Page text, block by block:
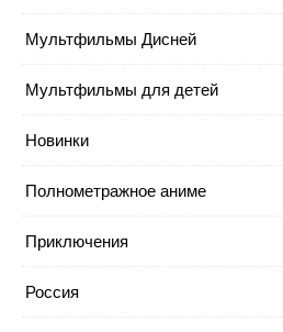
Мультфильмы Дисней
Мультфильмы для детей
Новинки
Полнометражное аниме
Приключения
Россия